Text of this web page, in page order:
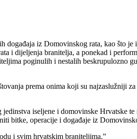
događaja iz Domovinskog rata, kao što
i dijeljenja branitelja, a ponekad i
poginulih i nestalih beskrupulozno
prema onima koji su najzaslužniji
iseljene i domovinske Hrvatske
bitke, operacije i događaje iz
i svim hrvatskim braniteljima.”